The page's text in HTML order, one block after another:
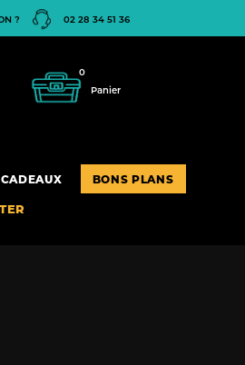
? 02 28 34 51 36
Panier
0
BONS PLANS